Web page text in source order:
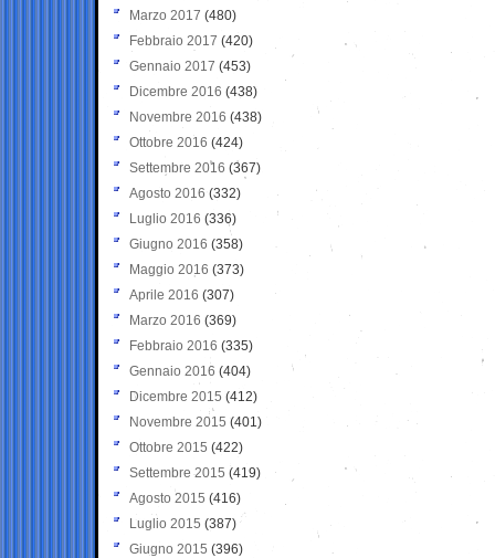
Marzo 2017 (480)
Febbraio 2017 (420)
Gennaio 2017 (453)
Dicembre 2016 (438)
Novembre 2016 (438)
Ottobre 2016 (424)
Settembre 2016 (367)
Agosto 2016 (332)
Luglio 2016 (336)
Giugno 2016 (358)
Maggio 2016 (373)
Aprile 2016 (307)
Marzo 2016 (369)
Febbraio 2016 (335)
Gennaio 2016 (404)
Dicembre 2015 (412)
Novembre 2015 (401)
Ottobre 2015 (422)
Settembre 2015 (419)
Agosto 2015 (416)
Luglio 2015 (387)
Giugno 2015 (396)